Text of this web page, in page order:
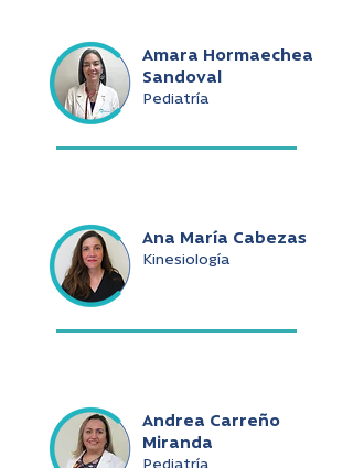
Amara Hormaechea
Sandoval
Pediatría
Ana María Cabezas
Kinesiología
Andrea Carreño
Miranda